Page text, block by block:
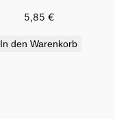
5,85 €
In den Warenkorb